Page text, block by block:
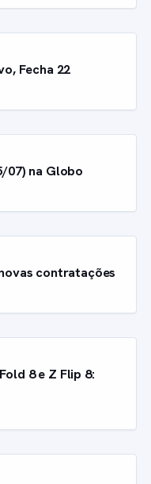
Fecha 22
07) na Globo
contratações
8 e Z Flip 8: